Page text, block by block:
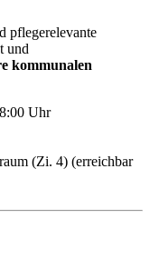
pflegerelevante
und
kommunalen
Uhr
(Zi. 4) (erreichbar